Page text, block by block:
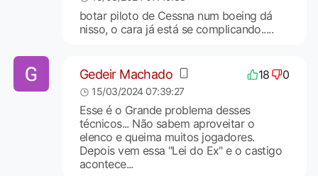
botar piloto de Cessna num boeing dá
nisso, o cara já está se complicando.....
Gedeir Machado 18 0
15/03/2024 07:39:27
Esse é o Grande problema desses
técnicos... Não sabem aproveitar o
elenco e queima muitos jogadores.
Depois vem essa "Lei do Ex" e o castigo
acontece...